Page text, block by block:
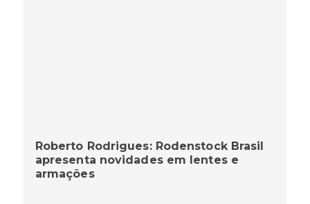
Roberto Rodrigues: Rodenstock Brasil
apresenta novidades em lentes e
armações